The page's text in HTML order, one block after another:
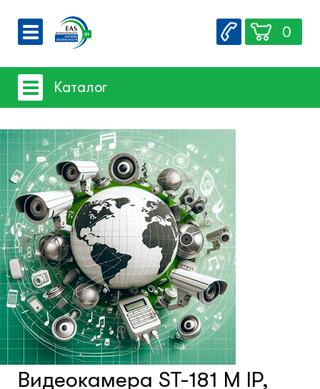
О компании
Вакансии
Контакты
0
Каталог
Системы видеонаблюдения
- iFLOW
- SpaceTechnology
- Dahua
- EZ-IP
- Hikvision
- Комплектующие и монтажный
материал
Системы защиты товаров от краж
Счетчики посетителей
Видеокамера ST-181 M IP,